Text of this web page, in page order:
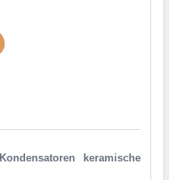
Kondensatoren keramische